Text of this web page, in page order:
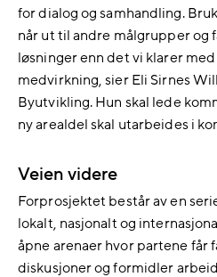
for dialog og samhandling.
når ut til andre målgrupper og
løsninger enn det vi klarer
medvirkning, sier Eli Sirnes
Byutvikling. Hun skal lede
ny arealdel skal utarbeides i
Veien videre
Forprosjektet består av en
lokalt, nasjonalt og
åpne arenaer hvor partene får
diskusjoner og formidler